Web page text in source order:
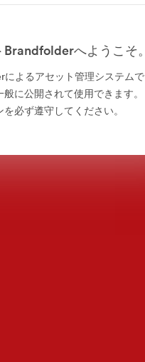
へようこそ。
よるアセット管理システムで
に公開されて使用できます。
必ず遵守してください。